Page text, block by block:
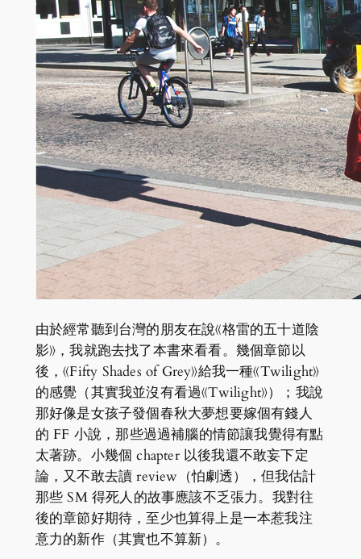
由於經常聽到台灣的朋友在說《格雷的五十道陰
影》，我就跑去找了本書來看看。幾個章節以
後，《Fifty Shades of Grey》給我一種《Twilight》
的感覺（其實我並沒有看過《Twilight》）；我說
那好像是女孩子發個春秋大夢想要嫁個有錢人
的 FF 小說，那些過過補腦的情節讓我覺得有點
太著跡。小幾個 chapter 以後我還不敢妄下定
論，又不敢去讀 review（怕劇透），但我估計
那些 SM 得死人的故事應該不乏張力。我對往
後的章節好期待，至少也算得上是一本惹我注
意力的新作（其實也不算新）。